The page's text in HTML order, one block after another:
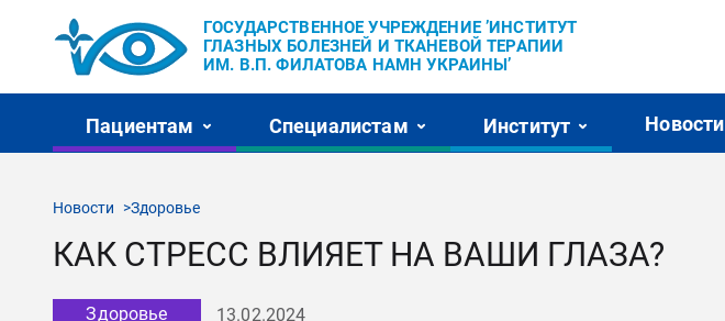
ГОСУДАРСТВЕННОЕ УЧРЕЖДЕНИЕ ’ИНСТИТУТ
ГЛАЗНЫХ БОЛЕЗНЕЙ И ТКАНЕВОЙ ТЕРАПИИ
ИМ. В.П. ФИЛАТОВА НАМН УКРАИНЫ’
Пациентам Специалистам Институт Новости
Новости Здоровье
КАК СТРЕСС ВЛИЯЕТ НА ВАШИ ГЛАЗА?
Здоровье 13.02.2024